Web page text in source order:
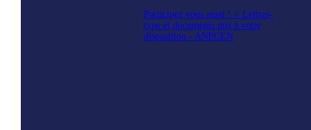
Participez vous aussi ! > Lettres-
type et documents mis à votre
disposition - ANPCEN